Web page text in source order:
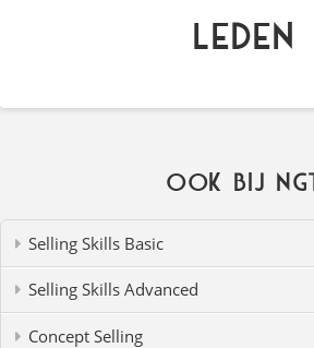
Leden
Ook bij NGT
Selling Skills Basic
Selling Skills Advanced
Concept Selling